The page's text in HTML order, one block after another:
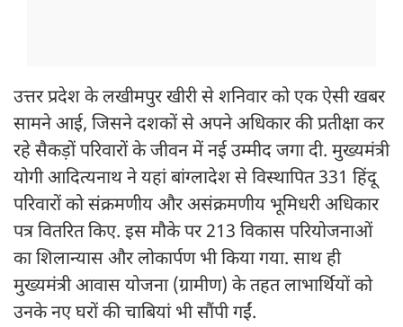
उत्तर प्रदेश के लखीमपुर खीरी से शनिवार को एक ऐसी खबर
सामने आई, जिसने दशकों से अपने अधिकार की प्रतीक्षा कर
रहे सैकड़ों परिवारों के जीवन में नई उम्मीद जगा दी. मुख्यमंत्री
योगी आदित्यनाथ ने यहां बांग्लादेश से विस्थापित 331 हिंदू
परिवारों को संक्रमणीय और असंक्रमणीय भूमिधरी अधिकार
पत्र वितरित किए. इस मौके पर 213 विकास परियोजनाओं
का शिलान्यास और लोकार्पण भी किया गया. साथ ही
मुख्यमंत्री आवास योजना (ग्रामीण) के तहत लाभार्थियों को
उनके नए घरों की चाबियां भी सौंपी गईं.